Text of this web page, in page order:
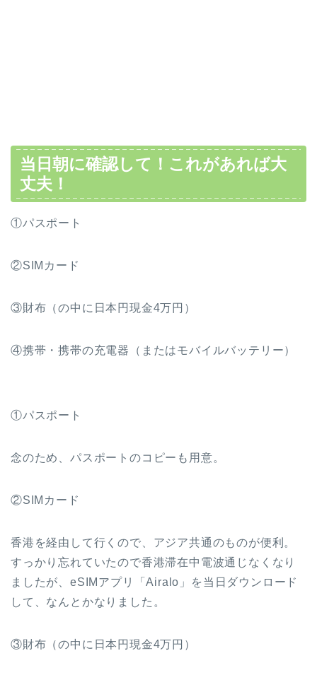
当日朝に確認して！これがあれば大
丈夫！
①パスポート
②SIMカード
③財布（の中に日本円現金4万円）
④携帯・携帯の充電器（またはモバイルバッテリー）
①パスポート
念のため、パスポートのコピーも用意。
②SIMカード
香港を経由して行くので、アジア共通のものが便利。
すっかり忘れていたので香港滞在中電波通じなくなり
ましたが、eSIMアプリ「Airalo」を当日ダウンロード
して、なんとかなりました。
③財布（の中に日本円現金4万円）